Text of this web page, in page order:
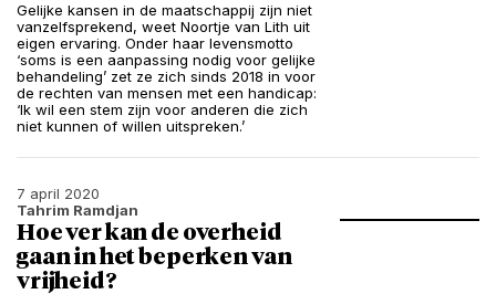
Gelijke kansen in de maatschappij zijn niet
vanzelfsprekend, weet Noortje van Lith uit
eigen ervaring. Onder haar levensmotto
‘soms is een aanpassing nodig voor gelijke
behandeling’ zet ze zich sinds 2018 in voor
de rechten van mensen met een handicap:
‘Ik wil een stem zijn voor anderen die zich
niet kunnen of willen uitspreken.’
7 april 2020
Tahrim Ramdjan
Hoe ver kan de overheid
gaan in het beperken van
vrijheid?